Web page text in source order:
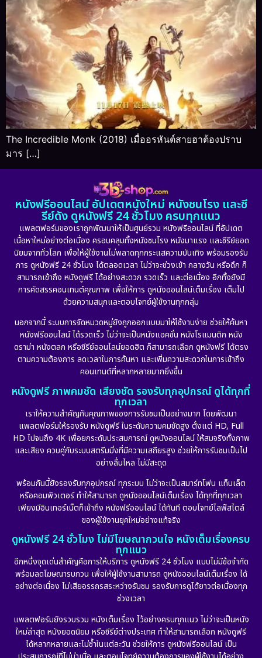
The Incredible Monk (2018) เมื่ออรหันต์สายฮาต้องปราบ
มาร […]
หนังฟรีออนไลน์ อัปเดตหนังใหม่ หนังชนโรง และซี
รีย์ดัง ดูหนังฟรี 24 ชั่วโมง ครบทุกแนว
แพลตฟอร์มของเราถูกพัฒนาให้เป็นศูนย์รวม หนังฟรีออนไลน์ ที่อัปเดต
เนื้อหาใหม่อย่างต่อเนื่อง ครอบคลุมทั้งหนังชนโรง หนังมาแรง และซีรีย์ยอด
นิยมจากทั่วโลก เพื่อให้ผู้ใช้งานไม่พลาดทุกกระแสความบันเทิง พร้อมรองรับ
การ ดูหนังฟรี 24 ชั่วโมง ได้ตลอดเวลา ไม่ว่าจะช่วงเช้า กลางวัน หรือดึก ก็
สามารถเข้าถึง หนังดูฟรี ได้อย่างสะดวก รวดเร็ว และต่อเนื่อง อีกทั้งยังมี
การคัดสรรคอนเทนต์คุณภาพ เพื่อให้การ ดูหนังออนไลน์เต็มเรื่อง เต็มไป
ด้วยความสนุกและตอบโจทย์ผู้ใช้งานทุกกลุ่ม
นอกจากนี้ ระบบการจัดหมวดหมู่ยังถูกออกแบบมาให้ใช้งานง่าย ช่วยให้ค้นหา
หนังฟรีออนไลน์ ได้รวดเร็ว ไม่ว่าจะเป็นหนังแอคชั่น หนังโรแมนติก หนัง
ดราม่า หนังตลก หรือซีรีย์ออนไลน์ยอดฮิต ก็สามารถเลือก ดูหนังฟรี ได้ตรง
ตามความต้องการ ลดเวลาในการค้นหา และเพิ่มความสะดวกในการเข้าถึง
คอนเทนต์ที่หลากหลายมากยิ่งขึ้น
หนังดูฟรี ภาพคมชัด เสียงชัด รองรับทุกอุปกรณ์ ดูได้ทุกที่
ทุกเวลา
เราให้ความสำคัญกับคุณภาพของการรับชมเป็นอย่างมาก โดยพัฒนา
แพลตฟอร์มให้รองรับ หนังดูฟรี ในระดับความคมชัดสูง ตั้งแต่ HD, Full
HD ไปจนถึง 4K เพื่อยกระดับประสบการณ์ ดูหนังออนไลน์ ให้สมจริงทั้งภาพ
และเสียง ควบคู่กับระบบสตรีมมิ่งที่มีความเสถียรสูง ช่วยให้การรับชมเป็นไป
อย่างลื่นไหล ไม่มีสะดุด
พร้อมกันนี้ยังรองรับทุกอุปกรณ์ ทุกระบบ ไม่ว่าจะเป็นสมาร์ทโฟน แท็บเล็ต
หรือคอมพิวเตอร์ ทำให้สามารถ ดูหนังออนไลน์เต็มเรื่อง ได้ทุกที่ทุกเวลา
เพียงมีอินเทอร์เน็ตก็เข้าถึง หนังฟรีออนไลน์ ได้ทันที ตอบโจทย์ไลฟ์สไตล์
ของผู้ใช้งานยุคใหม่อย่างแท้จริง
ดูหนังฟรี 24 ชั่วโมง ไม่มีโฆษณากวนใจ หนังเต็มเรื่องครบ
ทุกแนว
อีกหนึ่งจุดเด่นสำคัญคือการให้บริการ ดูหนังฟรี 24 ชั่วโมง แบบไม่มีข้อจำกัด
พร้อมลดโฆษณารบกวน เพื่อให้ผู้ใช้งานสามารถ ดูหนังออนไลน์เต็มเรื่อง ได้
อย่างต่อเนื่อง ไม่เสียอรรถรสระหว่างรับชม รองรับการดูได้ยาวต่อเนื่องทุก
ช่วงเวลา
แพลตฟอร์มยังรวบรวม หนังเต็มเรื่อง ไว้อย่างครบทุกแนว ไม่ว่าจะเป็นหนัง
ใหม่ล่าสุด หนังยอดนิยม หรือซีรีย์ต่างประเทศ ทำให้สามารถเลือก หนังดูฟรี
ได้หลากหลายและไม่ซ้ำในแต่ละวัน ช่วยให้การ ดูหนังฟรีออนไลน์ เป็น